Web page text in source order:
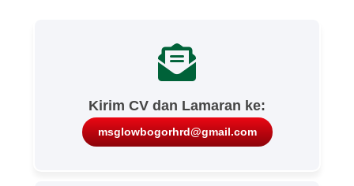
Kirim CV dan Lamaran ke:
msglowbogorhrd@gmail.com